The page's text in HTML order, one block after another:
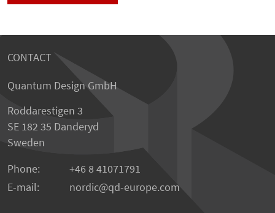
CONTACT
Quantum Design GmbH
Roddarestigen 3
SE 182 35 Danderyd
Sweden
Phone:
+46 8 41071791
E-mail:
nordic qd-europe.com